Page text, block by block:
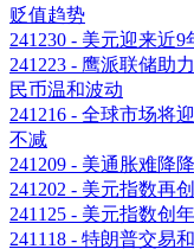
贬值趋势
241230 - 美元迎来近
241223 - 鹰派联储助
民币温和波动
241216 - 全球市场将
不减
241209 - 美通胀难降
241202 - 美元指数再
241125 - 美元指数创
241118 - 特朗普交易